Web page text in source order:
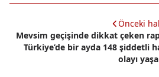
Önceki
Mevsim geçişinde dikkat çeken
Türkiye’de bir ayda 148 şiddetli
olayı